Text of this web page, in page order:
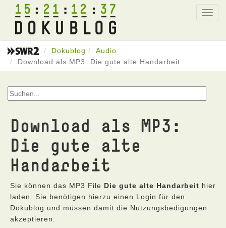
15 21 12 37
Dokublog
Audio
Download als MP3: Die gute alte Handarbeit
Download als MP3:
Die gute alte
Handarbeit
Sie können das MP3 File Die gute alte Handarbeit hier
laden. Sie benötigen hierzu einen Login für den
Dokublog und müssen damit die Nutzungsbedigungen
akzeptieren.